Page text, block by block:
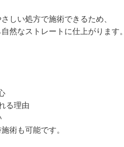
しい処方で施術できるため、
然なストレートに仕上がります。
る理由
術も可能です。